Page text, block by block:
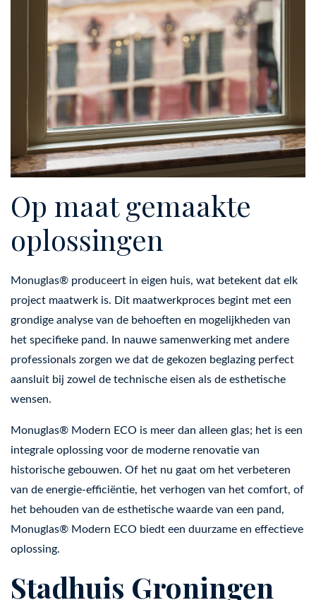
Op maat gemaakte
oplossingen
Monuglas® produceert in eigen huis, wat betekent dat elk
project maatwerk is. Dit maatwerkproces begint met een
grondige analyse van de behoeften en mogelijkheden van
het specifieke pand. In nauwe samenwerking met andere
professionals zorgen we dat de gekozen beglazing perfect
aansluit bij zowel de technische eisen als de esthetische
wensen.
Monuglas® Modern ECO is meer dan alleen glas; het is een
integrale oplossing voor de moderne renovatie van
historische gebouwen. Of het nu gaat om het verbeteren
van de energie-efficiëntie, het verhogen van het comfort, of
het behouden van de esthetische waarde van een pand,
Monuglas® Modern ECO biedt een duurzame en effectieve
oplossing.
Stadhuis Groningen